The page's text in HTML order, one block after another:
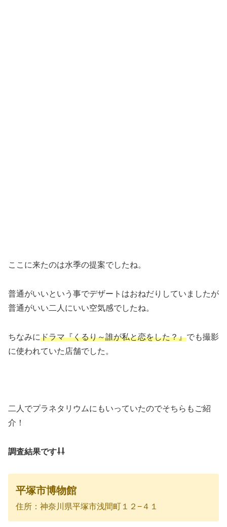
ここに来たのは水季の提案でしたね。
普通がいいという事でデザートはおねだりしていましたが
普通がいい二人にいい空気感でしたね。
ちなみにドラマ『くるり～誰が私と恋をした？』でも撮影
に使われていた店舗でした。
二人でプラネタリウムにもいっていたのでそちらもご紹
介！
調査結果です⇩⇩
平塚市博物館
住所：神奈川県平塚市浅間町１２−４１